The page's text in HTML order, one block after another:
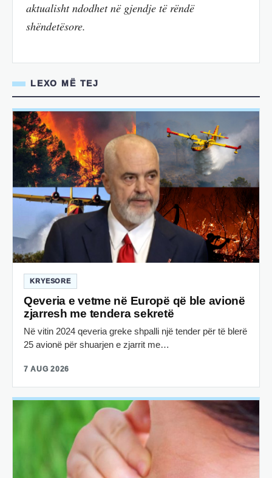
aktualisht ndodhet në gjendje të rëndë
shëndetësore.
LEXO MË TEJ
KRYESORE
Qeveria e vetme në Europë që ble avionë
zjarresh me tendera sekretë
Në vitin 2024 qeveria greke shpalli një tender për të blerë
25 avionë për shuarjen e zjarrit me…
7 AUG 2026